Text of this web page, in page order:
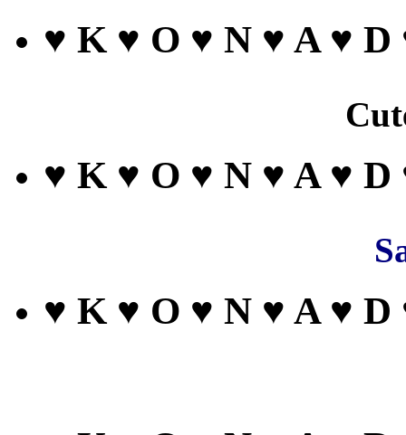
♥ K ♥ O ♥ N ♥ A ♥ D
♥ K ♥ O ♥ N ♥ A ♥ D
♥ K ♥ O ♥ N ♥ A ♥ D